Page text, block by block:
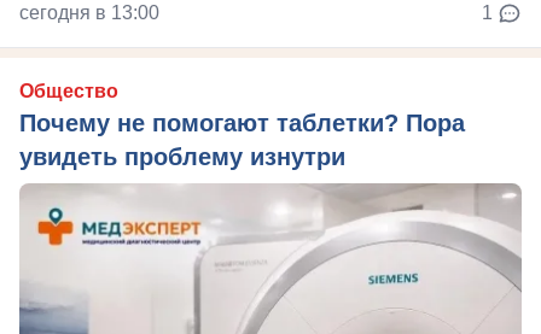
сегодня в 13:00 1
Общество
Почему не помогают таблетки? Пора
увидеть проблему изнутри